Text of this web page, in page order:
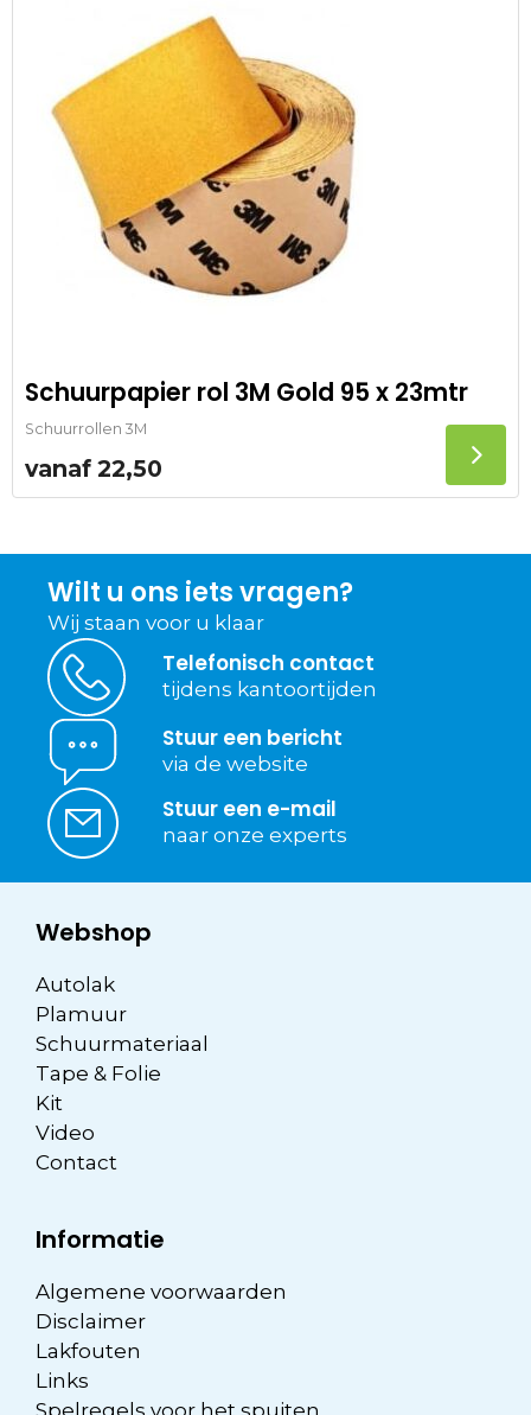
Schuurpapier rol 3M Gold 95 x 23mtr
Schuurrollen 3M
vanaf 22,50
Wilt u ons iets vragen?
Wij staan voor u klaar
Telefonisch contact
tijdens kantoortijden
Stuur een bericht
via de website
Stuur een e-mail
naar onze experts
Webshop
Autolak
Plamuur
Schuurmateriaal
Tape & Folie
Kit
Video
Contact
Informatie
Algemene voorwaarden
Disclaimer
Lakfouten
Links